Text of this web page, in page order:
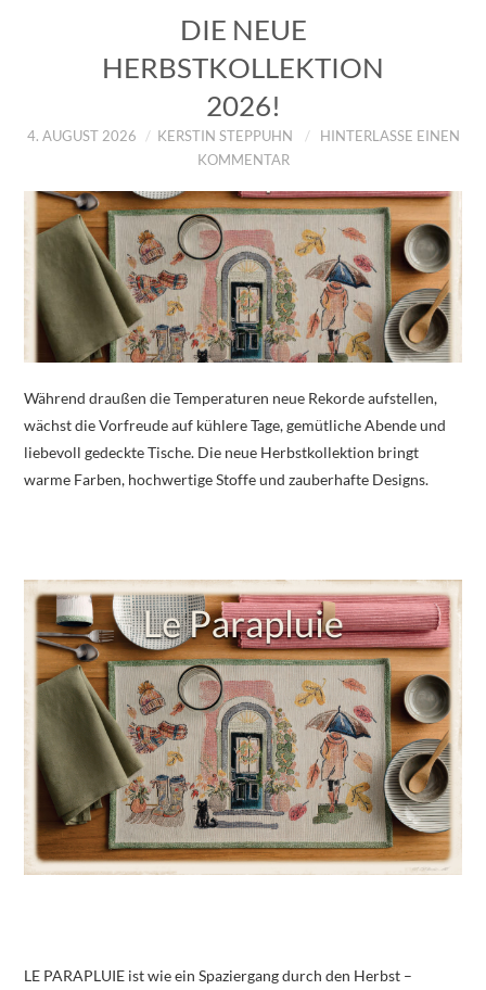
DIE NEUE
HERBSTKOLLEKTION
2026!
4. AUGUST 2026 KERSTIN STEPPUHN
HINTERLASSE EINEN
KOMMENTAR
Während draußen die Temperaturen neue Rekorde aufstellen,
wächst die Vorfreude auf kühlere Tage, gemütliche Abende und
liebevoll gedeckte Tische. Die neue Herbstkollektion bringt
warme Farben, hochwertige Stoffe und zauberhafte Designs.
LE PARAPLUIE ist wie ein Spaziergang durch den Herbst –